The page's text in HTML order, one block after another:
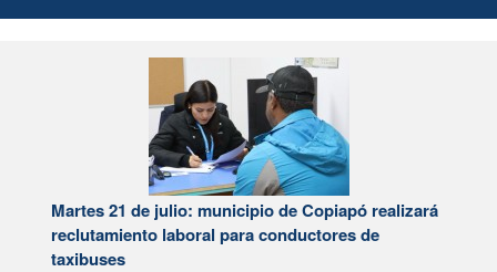
Martes 21 de julio: municipio de Copiapó realizará
reclutamiento laboral para conductores de
taxibuses